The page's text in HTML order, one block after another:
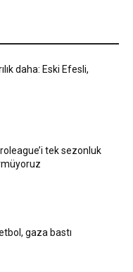
daha: Eski Efesli,
tek sezonluk
gaza bastı